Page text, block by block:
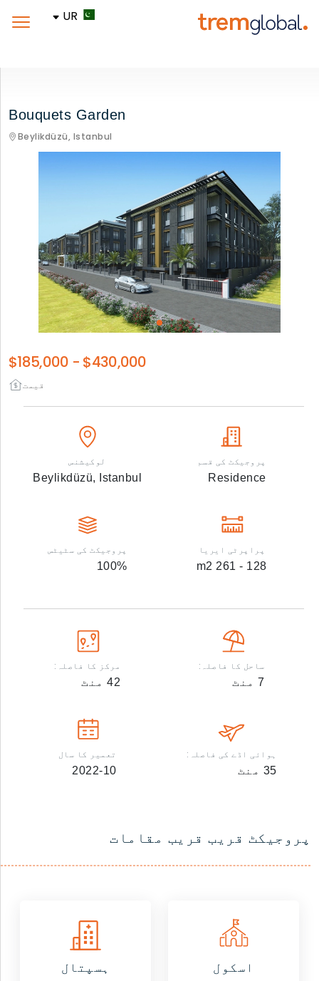
UR
Bouquets Garden
Beylikdüzü, Istanbul
قیمت
$185,000 - $430,000
پروجیکٹ کی قسم
Residence
لوکیشنس
Beylikdüzü,
Istanbul
پراپرٹی ایریا
128 - 261
پروجیکٹ کی سٹیٹس
100%
ساحل کا فاصلہ:
7 منٹ
مرکز کا فاصلہ:
42 منٹ
ہوائی اڈے کی فاصلہ:
35 منٹ
تعمیر کا سال
2022-10
پروجیکٹ قریب قریب مقامات
ہسپتال اسکول